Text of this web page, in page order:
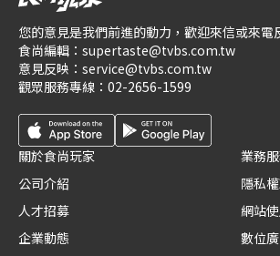
您的意見是我們前進的動力，歡迎來信或來電
食尚編輯： supertaste@tvbs.com.tw
意見反映： service@tvbs.com.tw
觀眾服務專線： 02-2656-1599
關於食尚玩家
公司介紹
人才招募
企業動態
業務
隱私
網站
數位